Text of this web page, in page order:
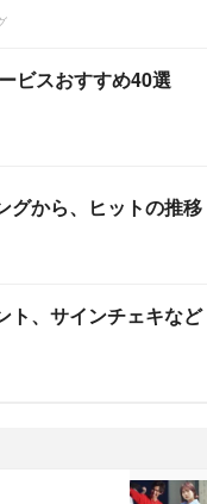
ビスおすすめ40選
グから、ヒットの推移
ト、サインチェキなど